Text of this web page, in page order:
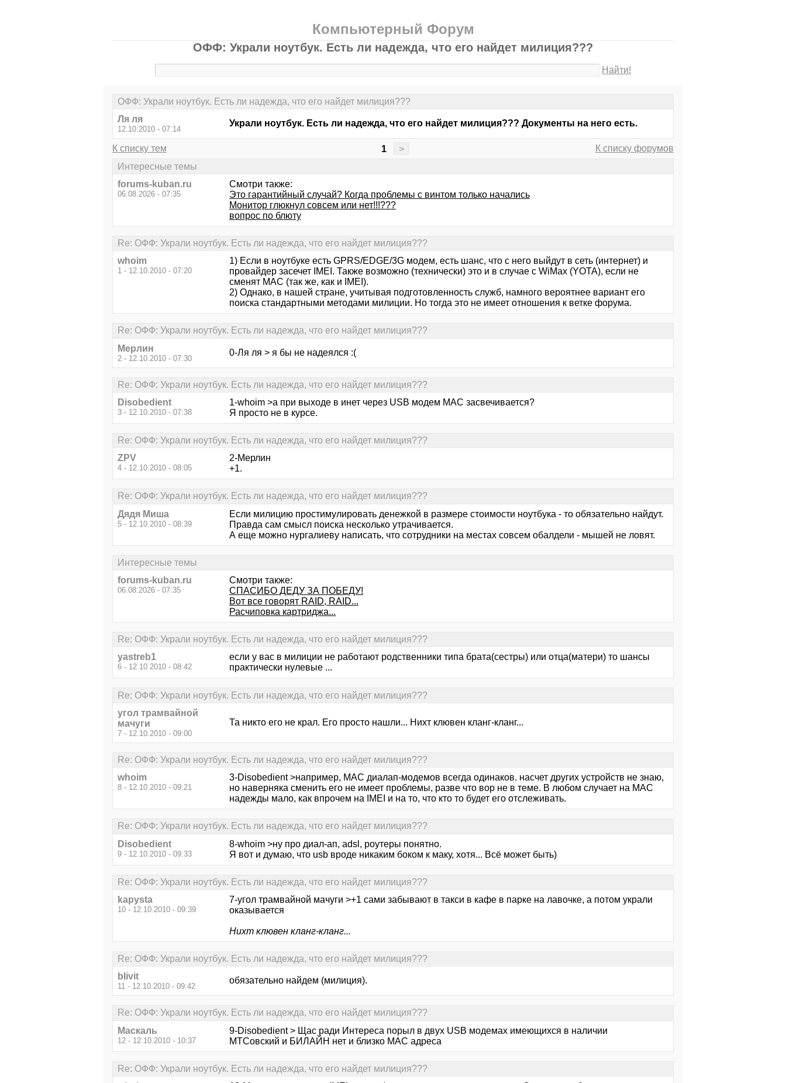
Компьютерный Форум
ОФФ: Украли ноутбук. Есть ли надежда, что его найдет милиция???
Найти!
ОФФ: Украли ноутбук. Есть ли надежда, что его найдет милиция???
Ля ля
12.10.2010 - 07:14
Украли ноутбук. Есть ли надежда, что его найдет милиция??? Документы на него есть.
К списку тем 1 >
К списку форумов
Интересные темы
forums-kuban.ru
06.08.2026 - 07:35
Смотри также:
Это гарантийный случай? Когда проблемы с винтом только начались
Монитор глюкнул совсем или нет!!!???
вопрос по блюту
Re: ОФФ: Украли ноутбук. Есть ли надежда, что его найдет милиция???
whoim
1 - 12.10.2010 - 07:20
1) Если в ноутбуке есть GPRS/EDGE/3G модем, есть шанс, что с него выйдут в сеть (интернет) и
провайдер засечет IMEI. Также возможно (технически) это и в случае с WiMax (YOTA), если не
сменят MAC (так же, как и IMEI).
2) Однако, в нашей стране, учитывая подготовленность служб, намного вероятнее вариант его
поиска стандартными методами милиции. Но тогда это не имеет отношения к ветке форума.
Re: ОФФ: Украли ноутбук. Есть ли надежда, что его найдет милиция???
Мерлин
2 - 12.10.2010 - 07:30
0-Ля ля > я бы не надеялся :(
Re: ОФФ: Украли ноутбук. Есть ли надежда, что его найдет милиция???
Disobedient
3 - 12.10.2010 - 07:38
1-whoim >а при выходе в инет через USB модем MAC засвечивается?
Я просто не в курсе.
Re: ОФФ: Украли ноутбук. Есть ли надежда, что его найдет милиция???
ZPV
4 - 12.10.2010 - 08:05
2-Мерлин
+1.
Re: ОФФ: Украли ноутбук. Есть ли надежда, что его найдет милиция???
Дядя Миша
5 - 12.10.2010 - 08:39
Если милицию простимулировать денежкой в размере стоимости ноутбука - то обязательно найдут.
Правда сам смысл поиска несколько утрачивается.
А еще можно нургалиеву написать, что сотрудники на местах совсем обалдели - мышей не ловят.
Интересные темы
forums-kuban.ru
06.08.2026 - 07:35
Смотри также:
СПАСИБО ДЕДУ ЗА ПОБЕДУ!
Вот все говорят RAID, RAID...
Расчиповка картриджа...
Re: ОФФ: Украли ноутбук. Есть ли надежда, что его найдет милиция???
yastreb1
6 - 12.10.2010 - 08:42
если у вас в милиции не работают родственники типа брата(сестры) или отца(матери) то шансы
практически нулевые ...
Re: ОФФ: Украли ноутбук. Есть ли надежда, что его найдет милиция???
угол трамвайной
мачуги
7 - 12.10.2010 - 09:00
Та никто его не крал. Его просто нашли... Нихт клювен кланг-кланг...
Re: ОФФ: Украли ноутбук. Есть ли надежда, что его найдет милиция???
whoim
8 - 12.10.2010 - 09:21
3-Disobedient >например, MAC диалап-модемов всегда одинаков. насчет других устройств не знаю,
но наверняка сменить его не имеет проблемы, разве что вор не в теме. В любом случает на MAC
надежды мало, как впрочем на IMEI и на то, что кто то будет его отслеживать.
Re: ОФФ: Украли ноутбук. Есть ли надежда, что его найдет милиция???
Disobedient
9 - 12.10.2010 - 09:33
8-whoim >ну про диал-ап, adsl, роутеры понятно.
Я вот и думаю, что usb вроде никаким боком к маку, хотя... Всё может быть)
Re: ОФФ: Украли ноутбук. Есть ли надежда, что его найдет милиция???
kapysta
10 - 12.10.2010 - 09:39
7-угол трамвайной мачуги >+1 сами забывают в такси в кафе в парке на лавочке, а потом украли
оказывается
Нихт клювен кланг-кланг...
Re: ОФФ: Украли ноутбук. Есть ли надежда, что его найдет милиция???
blivit
11 - 12.10.2010 - 09:42
обязательно найдем (милиция).
Re: ОФФ: Украли ноутбук. Есть ли надежда, что его найдет милиция???
Маскаль
12 - 12.10.2010 - 10:37
9-Disobedient > Щас ради Интереса порыл в двух USB модемах имеющихся в наличии
МТСовский и БИЛАЙН нет и близко МАС адреса
Re: ОФФ: Украли ноутбук. Есть ли надежда, что его найдет милиция???